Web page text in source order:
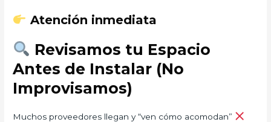
Atención inmediata
Revisamos tu Espacio
Antes de Instalar (No
Improvisamos)
Muchos proveedores llegan y “ven cómo acomodan”